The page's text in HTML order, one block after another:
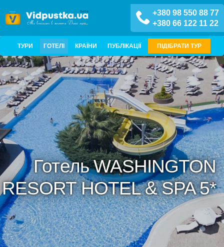
+380 98 550 88 77
+380 66 122 11 22
ТУРИ ГОТЕЛІ КРАЇНИ ПУБЛІКАЦІЇ ПІДІБРАТИ ТУР
Готель WASHINGTON
RESORT HOTEL & SPA 5*